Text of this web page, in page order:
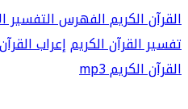
القرآن الكريمالفهرسالتفسير
تفسير القرآن الكريمإعراب
القرآن الكريم mp3